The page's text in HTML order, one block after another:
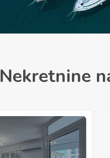
Nekretnine